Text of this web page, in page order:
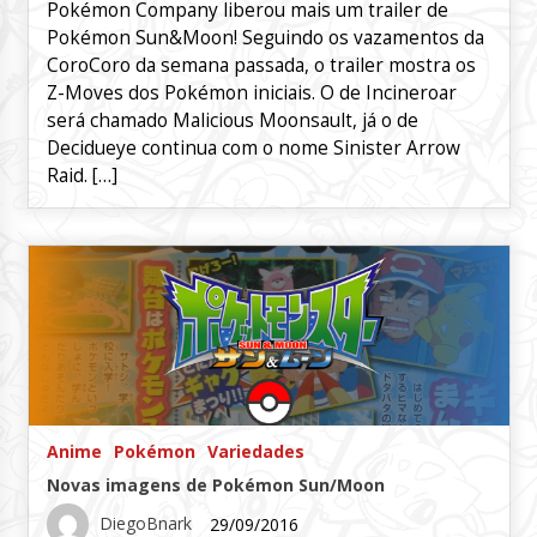
Pokémon Company liberou mais um trailer de
Pokémon Sun&Moon! Seguindo os vazamentos da
CoroCoro da semana passada, o trailer mostra os
Z-Moves dos Pokémon iniciais. O de Incineroar
será chamado Malicious Moonsault, já o de
Decidueye continua com o nome Sinister Arrow
Raid. […]
Anime Pokémon Variedades
Novas imagens de Pokémon Sun/Moon
DiegoBnark
29/09/2016